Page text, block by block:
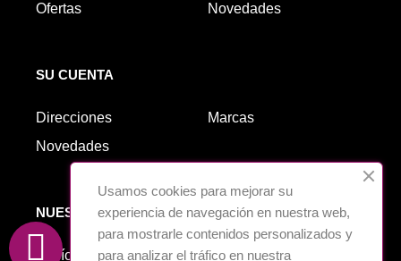
Ofertas Novedades
SU CUENTA
Direcciones
Novedades
Marcas
NUESTRA EMPRESA
Envío Cookies
Usamos cookies para mejorar su
experiencia de navegación en nuestra web,
para mostrarle contenidos personalizados y
para analizar el tráfico en nuestra